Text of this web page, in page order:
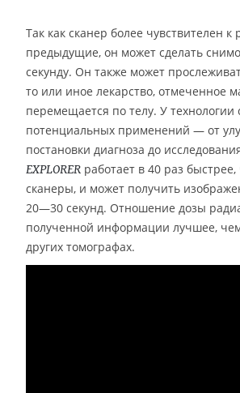
Так как сканер более чувствителен
предыдущие, он может сделать
секунду. Он также может
то или иное лекарство, отмеченное
перемещается по телу. У технологии
потенциальных применений — от
постановки диагноза до
EXPLORER работает в 40 раз
сканеры, и может получить
20—30 секунд. Отношение дозы
полученной информации лучшее,
других томографах.